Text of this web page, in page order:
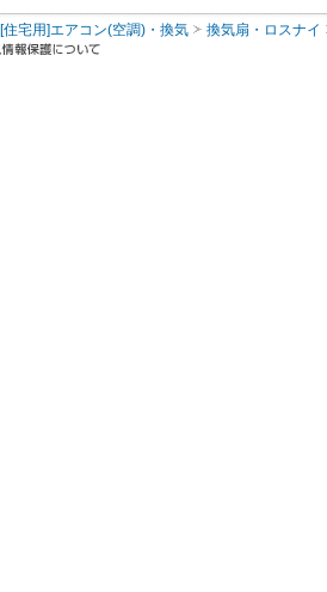
[住宅用]エアコン(空調)・換気 換気扇・ロスナイ